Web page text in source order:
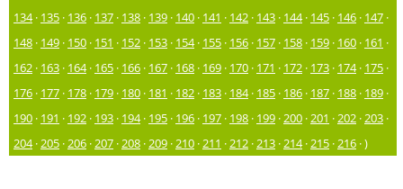
134· 135 · 136 · 137 · 138 · 139 · 140 · 141 · 142 · 143 · 144· 145 · 146 · 147 ·
148 · 149 · 150 · 151 · 152 · 153 · 154· 155 · 156 · 157 · 158 · 159 · 160 · 161 ·
162 · 163 · 164· 165 · 166 · 167 · 168 · 169 · 170 · 171 · 172 · 173 · 174· 175 ·
176 · 177 · 178 · 179 · 180 · 181 · 182 · 183 · 184· 185 · 186 · 187 · 188 · 189 ·
190 · 191 · 192 · 193 · 194· 195 · 196 · 197 · 198 · 199 ·200 ·201 ·202 ·203 ·
204·205 ·206 ·207 ·208 ·209 ·210 ·211 ·212 ·213 ·214·215 ·216 · )